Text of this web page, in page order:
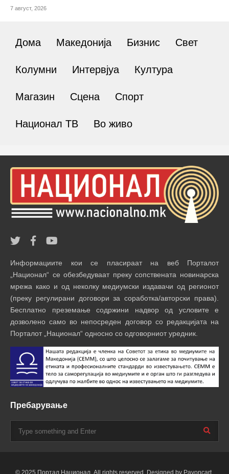
7 август, 2026
Дома Македонија Бизнис Свет
Колумни Интервјуа Култура
Магазин Сцена Спорт
Национал ТВ Во живо
Информациите кои се пласираат на веб Порталот
„Национал“ се обезбедуваат преку сопствената новинарска
мрежа како и од неколку медиумски издавачи од регионот
(преку регулирани договори за соработка/авторски права).
Бесплатно преземање содржини надвор од условите е
дозволено само во непосреден договор со редакцијата на
Порталот „Национал“ односно со одговорниот уредник.
Пребарување
© 2025 Портал Национал. All rights reserved. Designed by Payoncart.